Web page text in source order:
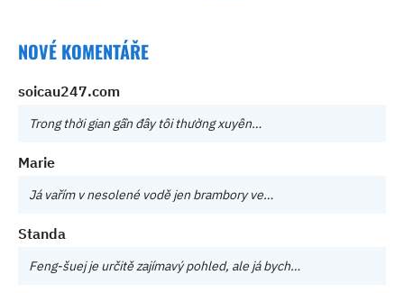
NOVÉ KOMENTÁŘE
soicau247.com
Trong thời gian gần đây tôi thường xuyên…
Marie
Já vařím v nesolené vodě jen brambory ve…
Standa
Feng-šuej je určitě zajímavý pohled, ale já bych…